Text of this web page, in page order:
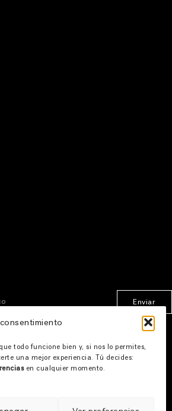
todo funcione bien y, si nos lo permites,
una mejor experiencia. Tú decides:
en cualquier momento.
Enviar
nuestra política de privacidad